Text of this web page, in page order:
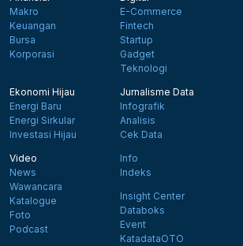
Makro
Keuangan
Bursa
Korporasi
E-Commerce
Fintech
Startup
Gadget
Teknologi
Ekonomi Hijau
Energi Baru
Energi Sirkular
Investasi Hijau
Jurnalisme Data
Infografik
Analisis
Cek Data
Video
News
Wawancara
Katalogue
Foto
Podcast
Info
Indeks
Insight Center
Databoks
Event
KatadataOTO